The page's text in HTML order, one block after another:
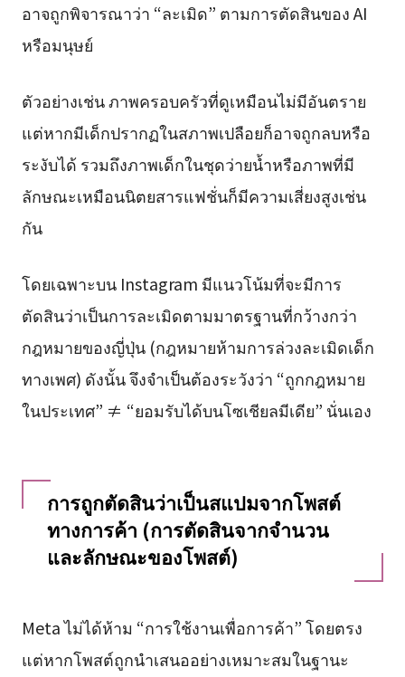
อาจถูกพิจารณาว่า “ละเมิด” ตามการตัดสินของ AI
หรือมนุษย์
ตัวอย่างเช่น ภาพครอบครัวที่ดูเหมือนไม่มีอันตราย
แต่หากมีเด็กปรากฏในสภาพเปลือยก็อาจถูกลบหรือ
ระงับได้ รวมถึงภาพเด็กในชุดว่ายน้ำหรือภาพที่มี
ลักษณะเหมือนนิตยสารแฟชั่นก็มีความเสี่ยงสูงเช่น
กัน
โดยเฉพาะบน Instagram มีแนวโน้มที่จะมีการ
ตัดสินว่าเป็นการละเมิดตามมาตรฐานที่กว้างกว่า
กฎหมายของญี่ปุ่น (กฎหมายห้ามการล่วงละเมิดเด็ก
ทางเพศ) ดังนั้น จึงจำเป็นต้องระวังว่า “ถูกกฎหมาย
ในประเทศ” ≠ “ยอมรับได้บนโซเชียลมีเดีย” นั่นเอง
การถูกตัดสินว่าเป็นสแปมจากโพสต์
ทางการค้า (การตัดสินจากจำนวน
และลักษณะของโพสต์)
Meta ไม่ได้ห้าม “การใช้งานเพื่อการค้า” โดยตรง
แต่หากโพสต์ถูกนำเสนออย่างเหมาะสมในฐานะ